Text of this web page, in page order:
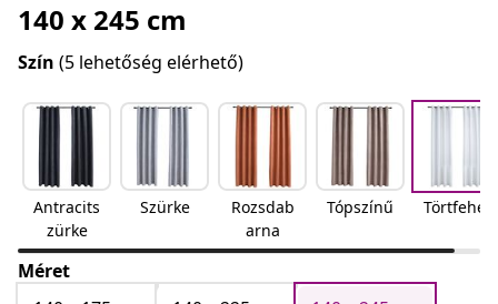
140 x 245 cm
Szín (5 lehetőség elérhető)
Antracits
zürke
Szürke
Rozsdab
arna
Tópszínű Törtfehér
Méret